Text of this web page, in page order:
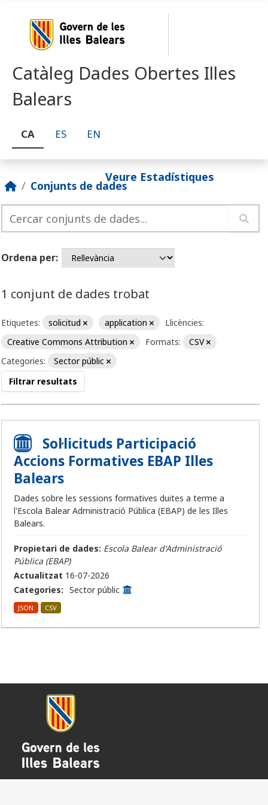
Catàleg Dades Obertes Illes
Balears
CA ES EN
Veure Estadístiques
Conjunts de dades
Ordena per
1 conjunt de dades trobat
Etiquetes: solicitud application
Llicències:
Creative Commons Attribution
Formats:
CSV
Categories:
Sector públic
Filtrar resultats
Sol·licituds Participació
Accions Formatives EBAP Illes
Balears
Dades sobre les sessions formatives duites a terme a
l'Escola Balear Administració Pública (EBAP) de les Illes
Balears.
Propietari de dades: Escola Balear d'Administració
Pública (EBAP)
Actualitzat 16-07-2026
Categories: Sector públic
JSON CSV